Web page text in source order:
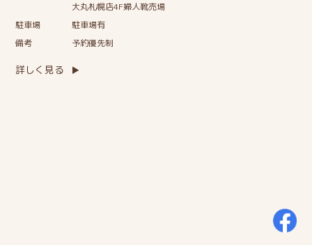
大丸札幌店4F婦人靴売場
駐車場
駐車場有
備考
予約優先制
詳しく見る